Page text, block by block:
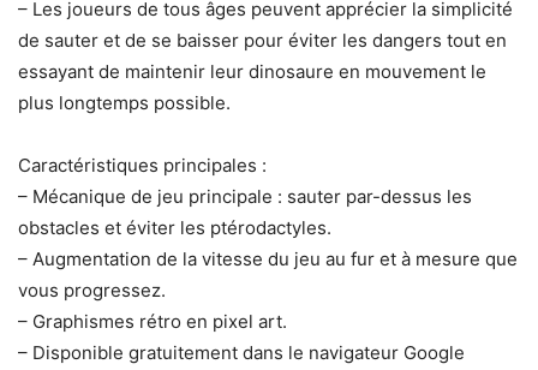
– Les joueurs de tous âges peuvent apprécier la simplicité
de sauter et de se baisser pour éviter les dangers tout en
essayant de maintenir leur dinosaure en mouvement le
plus longtemps possible.
Caractéristiques principales :
– Mécanique de jeu principale : sauter par-dessus les
obstacles et éviter les ptérodactyles.
– Augmentation de la vitesse du jeu au fur et à mesure que
vous progressez.
– Graphismes rétro en pixel art.
– Disponible gratuitement dans le navigateur Google